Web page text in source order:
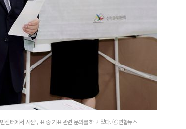
센터에서 사전투표 중 기표 관련 문의를 하고 있다. ⓒ연합뉴스